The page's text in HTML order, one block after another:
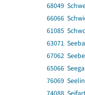
68049
66066
61085
63071
67062
65066 Seega
76069